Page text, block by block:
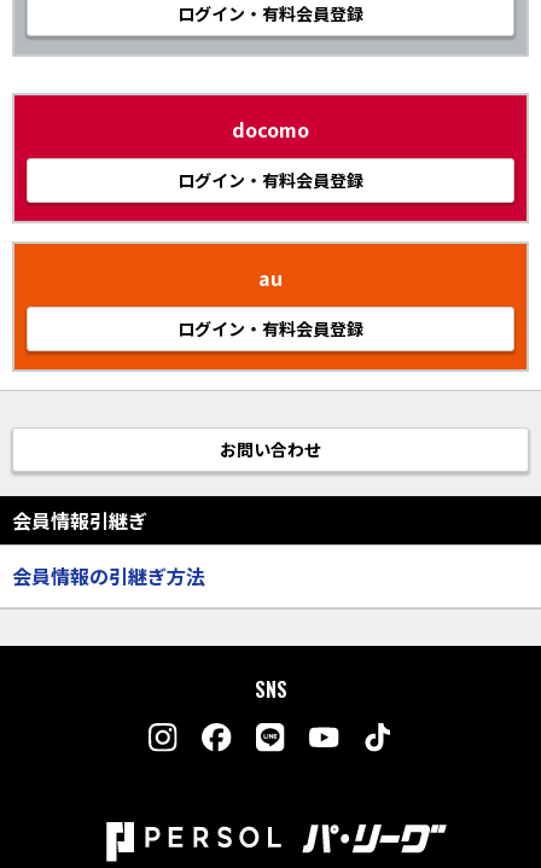
ログイン・有料会員登録
docomo
ログイン・有料会員登録
au
ログイン・有料会員登録
お問い合わせ
会員情報引継ぎ
会員情報の引継ぎ方法
SNS